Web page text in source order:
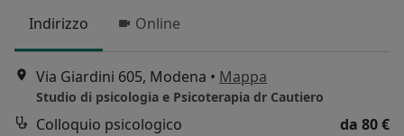
Indirizzo Online
Via Giardini 605, Modena • Mappa
Studio di psicologia e Psicoterapia dr Cautiero
Colloquio psicologico
da 80 €